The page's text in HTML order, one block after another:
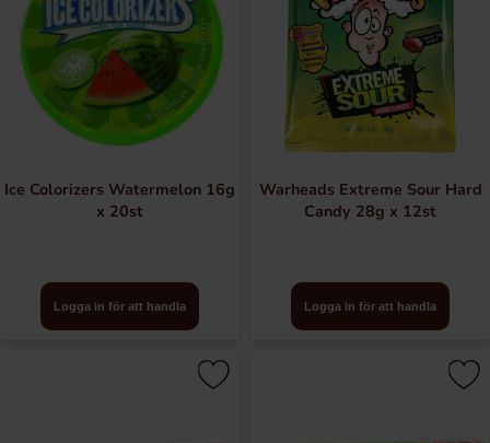
Ice Colorizers Watermelon 16g
x 20st
Logga in för att handla
Warheads Extreme Sour Hard
Candy 28g x 12st
Logga in för att handla